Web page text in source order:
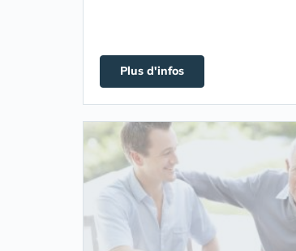
Plus d'infos